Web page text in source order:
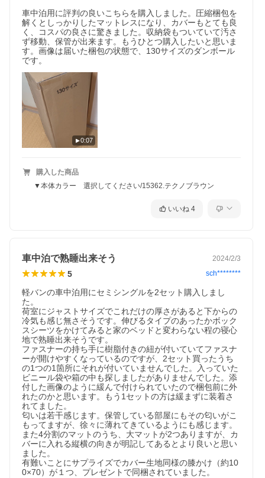
車中泊用に評判の良いこちらを購入しました。圧縮梱包を
解くとしっかりしたマットレスになり、カバーもとても良
く、コスパの良さに驚きました。収納袋もついていて汚さ
ず移動、保管が出来ます。もうひとつ購入したいと思いま
す。画像は届いた梱包の状態で、130サイズのダンボール
です。
0:07
購入した商品
▼本体カラー 選択してください/15362.テクノブラウン
いいね 4
車中泊で熟睡出来そう 2024/2/3
5 sch********
軽バンの車中泊用にセミシングルを2セット購入しまし
た。
荷室にジャストサイズでこれだけの厚さがあると下からの
冷気も感じ無さそうです。伸びるタイプのあったかボック
スシーツをかけてみると家のベッドと変わらない程の寝心
地で熟睡出来そうです。
ファスナーの持ち手に樹脂付きの紐が付いていてファスナ
ーが開けやすくなっているのですが、2セット買ったうち
の1つの1箇所にそれが付いていませんでした。入っていた
ビニール袋や箱の中も探しましたがありませんでした。添
付した画像のように緩んで付けられていたので梱包前に外
れたのかと思います。もう1セットの方は緩まずに装着さ
れてました。
匂いは若干感じます。保管している部屋にもその匂いがこ
もってますが、徐々に薄れてきているようにも感じます。
また4分割のマットのうち、大マットが2つありますが、カ
バーに入れる縦横の向きが明記してあるとより良いと思い
ました。
有難いことにサプライズでカバー生地同様の膝かけ（約10
0×70）が１つ、プレゼントで同梱されていました。